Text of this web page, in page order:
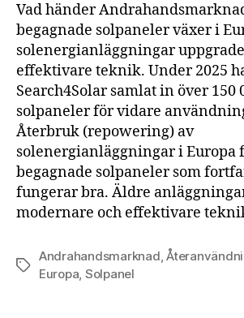
Vad händer
begagnade solpaneler växer i
solenergianläggningar
effektivare teknik. Under 2025
Search4Solar samlat in över 150
solpaneler för vidare
Återbruk (repowering) av
solenergianläggningar i Europa
begagnade solpaneler som
fungerar bra. Äldre
modernare och effektivare
Etiketter
Andrahandsmarknad,
Europa, Solpanel